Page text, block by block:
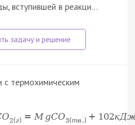
вступившей в реакци…
с термохимическим
O2(г) = M gCO3(тв .) + 102кД